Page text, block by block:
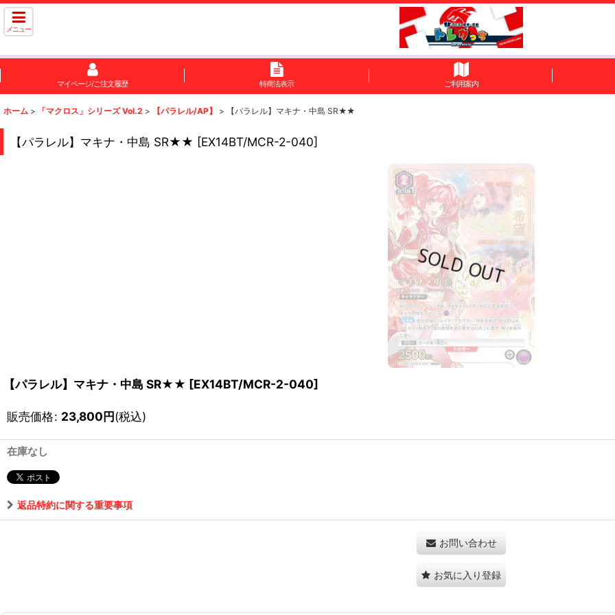
メニュー
マイページ/ご注文履歴 特商法表示 ご利用案内
ホーム > 「マクロス」シリーズ Vol.2 > 【パラレル/AP】 > 【パラレル】マキナ・中島 SR★★
【パラレル】マキナ・中島 SR★★ [EX14BT/MCR-2-040]
【パラレル】マキナ・中島 SR★★ [EX14BT/MCR-2-040]
販売価格: 23,800円(税込)
在庫なし
返品特約に関する重要事項
お問い合わせ
お気に入り登録